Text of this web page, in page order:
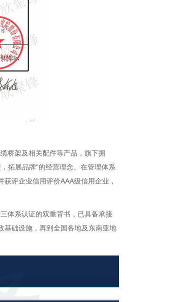
桥架及相关配件等产品，旗下拥
拓展品牌"的经营理念。在管理体系
评企业信用评价AAA级信用企业，
体系认证的双重背书，已具备承接
基础设施，再到全国各地及东南亚地